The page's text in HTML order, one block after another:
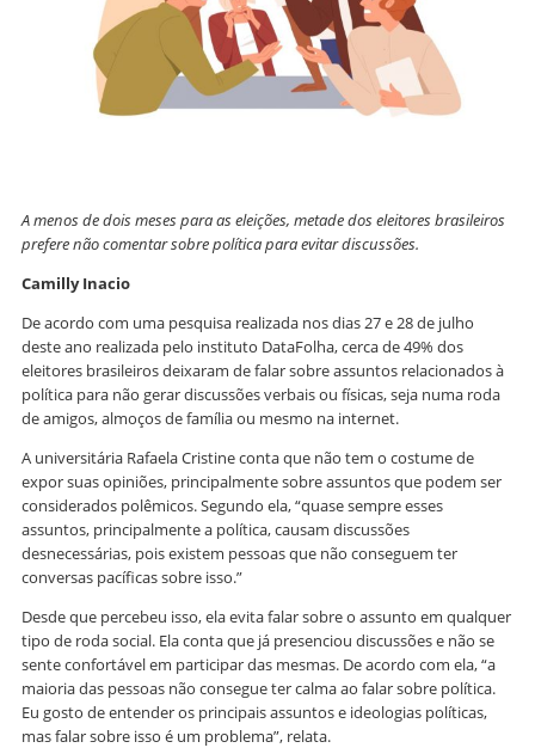
A menos de dois meses para as eleições, metade dos eleitores brasileiros
prefere não comentar sobre política para evitar discussões.
Camilly Inacio
De acordo com uma pesquisa realizada nos dias 27 e 28 de julho
deste ano realizada pelo instituto DataFolha, cerca de 49% dos
eleitores brasileiros deixaram de falar sobre assuntos relacionados à
política para não gerar discussões verbais ou físicas, seja numa roda
de amigos, almoços de família ou mesmo na internet.
A universitária Rafaela Cristine conta que não tem o costume de
expor suas opiniões, principalmente sobre assuntos que podem ser
considerados polêmicos. Segundo ela, “quase sempre esses
assuntos, principalmente a política, causam discussões
desnecessárias, pois existem pessoas que não conseguem ter
conversas pacíficas sobre isso.”
Desde que percebeu isso, ela evita falar sobre o assunto em qualquer
tipo de roda social. Ela conta que já presenciou discussões e não se
sente confortável em participar das mesmas. De acordo com ela, “a
maioria das pessoas não consegue ter calma ao falar sobre política.
Eu gosto de entender os principais assuntos e ideologias políticas,
mas falar sobre isso é um problema”, relata.